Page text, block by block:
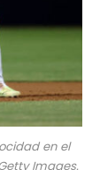
en el
Images.